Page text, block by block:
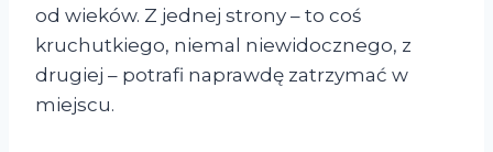
od wieków. Z jednej strony – to coś
kruchutkiego, niemal niewidocznego, z
drugiej – potrafi naprawdę zatrzymać w
miejscu.